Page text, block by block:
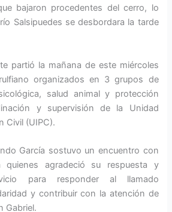
bajaron procedentes del cerro, lo
Salsipuedes se desbordara la tarde
partió la mañana de este miércoles
organizados en 3 grupos de
salud animal y protección
y supervisión de la Unidad
Civil (UIPC).
García sostuvo un encuentro con
quienes agradeció su respuesta y
para responder al llamado
y contribuir con la atención de
Gabriel.